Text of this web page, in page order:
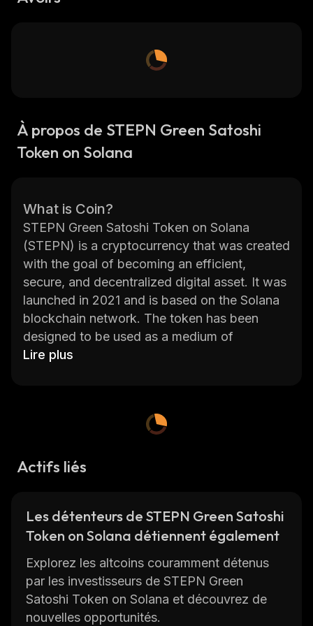
À propos de STEPN Green Satoshi
Token on Solana
What is Coin?
STEPN Green Satoshi Token on Solana
(STEPN) is a cryptocurrency that was created
with the goal of becoming an efficient,
secure, and decentralized digital asset. It was
launched in 2021 and is based on the Solana
blockchain network. The token has been
designed to be used as a medium of
exchange for goods and services, as well as a
The STEPN token has several unique features
cryptocurrencies. Firstly, it utilizes the Solana
than those conducted on other blockchains
like Ethereum or Bitcoin. Secondly, it offers
users access to various DeFi protocols such
as Uniswap, Curve Finance, and Aave which
allow them to earn rewards through yield
Lire plus
Actifs liés
Les détenteurs de STEPN Green Satoshi
Token on Solana détiennent également
Explorez les altcoins couramment détenus
par les investisseurs de STEPN Green
Satoshi Token on Solana et découvrez de
nouvelles opportunités.